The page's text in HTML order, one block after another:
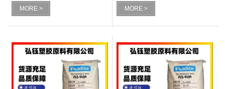
誉
方
照明灯具
MORE >
明灯具
MORE >